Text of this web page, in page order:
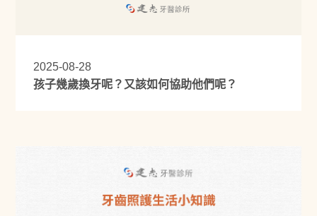
2025-08-28
孩子幾歲換牙呢？又該如何協助他們呢？